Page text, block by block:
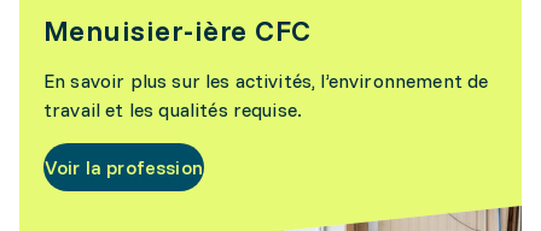
Menuisier-ière CFC
En savoir plus sur les activités, l’environnement de
travail et les qualités requise.
Voir la profession